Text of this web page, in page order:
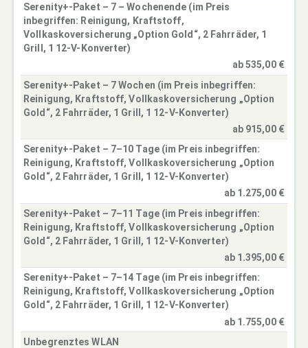
Serenity+-Paket – 7 – Wochenende (im Preis
inbegriffen: Reinigung, Kraftstoff,
Vollkaskoversicherung „Option Gold“, 2 Fahrräder, 1
Grill, 1 12-V-Konverter)
ab 535,00 €
Serenity+-Paket – 7 Wochen (im Preis inbegriffen:
Reinigung, Kraftstoff, Vollkaskoversicherung „Option
Gold“, 2 Fahrräder, 1 Grill, 1 12-V-Konverter)
ab 915,00 €
Serenity+-Paket – 7–10 Tage (im Preis inbegriffen:
Reinigung, Kraftstoff, Vollkaskoversicherung „Option
Gold“, 2 Fahrräder, 1 Grill, 1 12-V-Konverter)
ab 1.275,00 €
Serenity+-Paket – 7–11 Tage (im Preis inbegriffen:
Reinigung, Kraftstoff, Vollkaskoversicherung „Option
Gold“, 2 Fahrräder, 1 Grill, 1 12-V-Konverter)
ab 1.395,00 €
Serenity+-Paket – 7–14 Tage (im Preis inbegriffen:
Reinigung, Kraftstoff, Vollkaskoversicherung „Option
Gold“, 2 Fahrräder, 1 Grill, 1 12-V-Konverter)
ab 1.755,00 €
Unbegrenztes WLAN